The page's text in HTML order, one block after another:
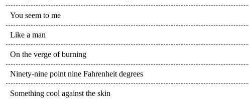
You seem to me
Like a man
On the verge of burning
Ninety-nine point nine Fahrenheit degrees
Something cool against the skin